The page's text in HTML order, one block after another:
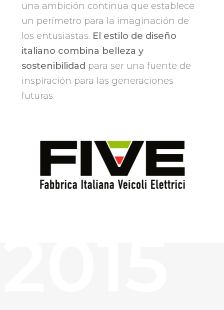
una ambición continua que establece
un perímetro para la imaginación de
los entusiastas. El estilo de diseño
italiano combina belleza y
sostenibilidad para ser una fuente de
inspiración para las generaciones
futuras.